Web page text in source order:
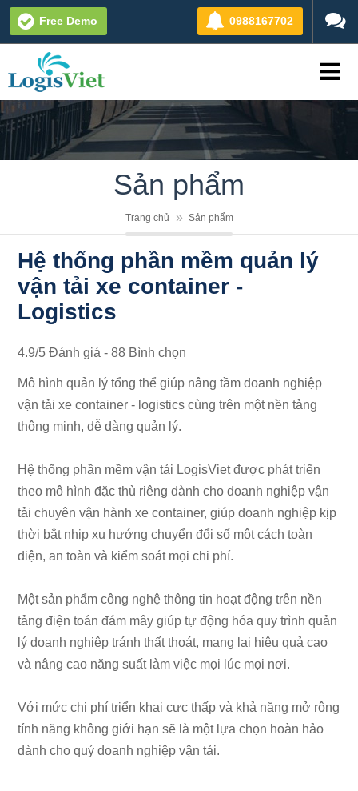
0988167702
Free Demo
Sản phẩm
Trang chủ Sản phẩm
Hệ thống phần mềm quản lý
vận tải xe container -
Logistics
4.9/5 Đánh giá -88 Bình chọn
Mô hình quản lý tổng thể giúp nâng tầm doanh nghiệp
vận tải xe container - logistics cùng trên một nền tảng
thông minh, dễ dàng quản lý.
Hệ thống phần mềm vận tải LogisViet được phát triển
theo mô hình đặc thù riêng dành cho doanh nghiệp vận
tải chuyên vận hành xe container, giúp doanh nghiệp kịp
thời bắt nhịp xu hướng chuyển đổi số một cách toàn
diện, an toàn và kiểm soát mọi chi phí.
Một sản phẩm công nghệ thông tin hoạt động trên nền
tảng điện toán đám mây giúp tự động hóa quy trình quản
lý doanh nghiệp tránh thất thoát, mang lại hiệu quả cao
và nâng cao năng suất làm việc mọi lúc mọi nơi.
Với mức chi phí triển khai cực thấp và khả năng mở rộng
tính năng không giới hạn sẽ là một lựa chọn hoàn hảo
dành cho quý doanh nghiệp vận tải.